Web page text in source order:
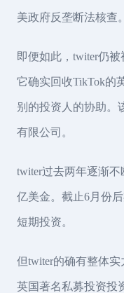
美政府反垄断法核查。
即便如此，twiter仍
它确实回收TikTok的
别的投资人的协助。
有限公司。
twiter过去两年逐渐
亿美金。截止6月份
短期投资。
但twiter的确有整体
英国著名私募投资投